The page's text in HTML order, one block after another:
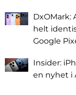
DxOMark:
helt
Google
Insider:
en nyhet i